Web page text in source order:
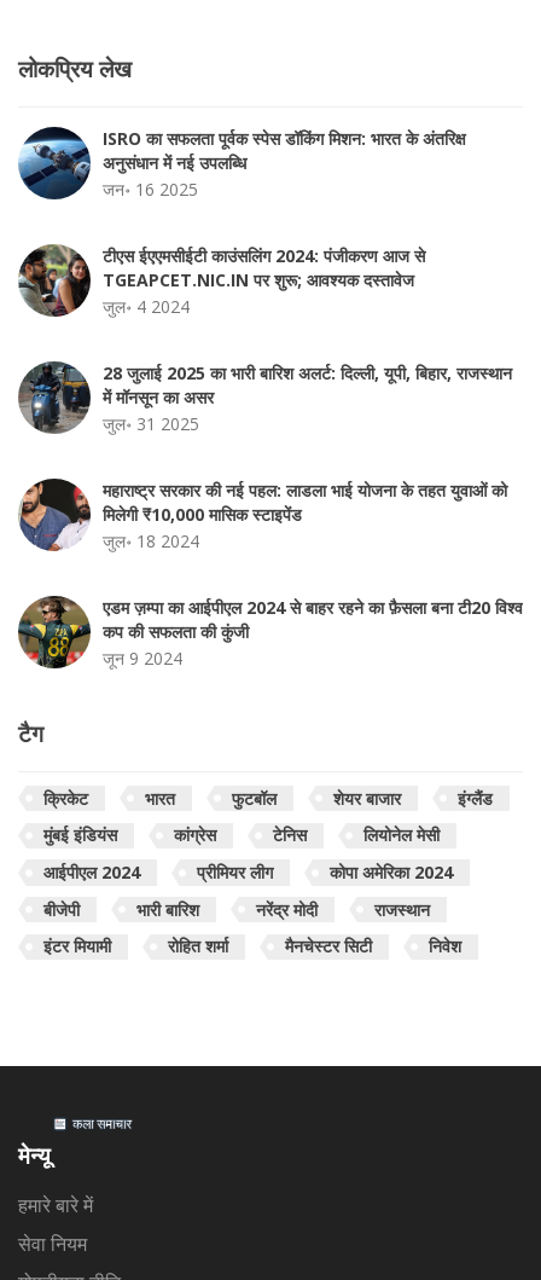
लोकप्रिय लेख
ISRO का सफलता पूर्वक स्पेस डॉकिंग मिशन: भारत के अंतरिक्ष
अनुसंधान में नई उपलब्धि
जन॰ 16 2025
टीएस ईएएमसीईटी काउंसलिंग 2024: पंजीकरण आज से
TGEAPCET.NIC.IN पर शुरू; आवश्यक दस्तावेज
जुल॰ 4 2024
28 जुलाई 2025 का भारी बारिश अलर्ट: दिल्ली, यूपी, बिहार, राजस्थान
में मॉनसून का असर
जुल॰ 31 2025
महाराष्ट्र सरकार की नई पहल: लाडला भाई योजना के तहत युवाओं को
मिलेगी ₹10,000 मासिक स्टाइपेंड
जुल॰ 18 2024
एडम ज़म्पा का आईपीएल 2024 से बाहर रहने का फ़ैसला बना टी20 विश्व
कप की सफलता की कुंजी
जून 9 2024
टैग
क्रिकेट भारत फुटबॉल शेयर बाजार
इंग्लैंड
मुंबई इंडियंस
कांग्रेस टेनिस
लियोनेल मेसी
आईपीएल 2024
प्रीमियर लीग
कोपा अमेरिका 2024
बीजेपी
भारी बारिश नरेंद्र मोदी
राजस्थान
इंटर मियामी
रोहित शर्मा मैनचेस्टर सिटी निवेश
मेन्यू
हमारे बारे में
सेवा नियम